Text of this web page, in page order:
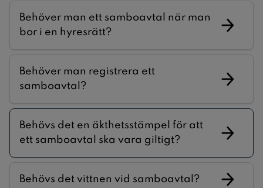
Behöver man ett samboavtal när man
bor i en hyresrätt?
Behöver man registrera ett
samboavtal?
Behövs det en äkthetsstämpel för att
ett samboavtal ska vara giltigt?
Behövs det vittnen vid samboavtal?